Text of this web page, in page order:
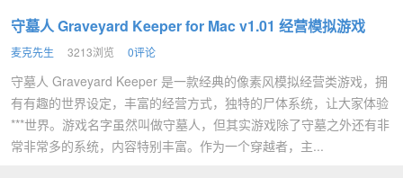
守墓人 Graveyard Keeper for Mac v1.01 经营模拟游戏
麦克先生 3213浏览 0评论
守墓人 Graveyard Keeper 是一款经典的像素风模拟经营类游戏，拥
有有趣的世界设定，丰富的经营方式，独特的尸体系统，让大家体验
***世界。游戏名字虽然叫做守墓人，但其实游戏除了守墓之外还有非
常非常多的系统，内容特别丰富。作为一个穿越者，主...